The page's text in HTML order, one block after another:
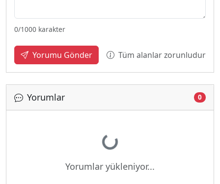
0/1000 karakter
Yorumu Gönder Tüm alanlar zorunludur
Yorumlar 0
Yükleniyor...
Yorumlar yükleniyor...